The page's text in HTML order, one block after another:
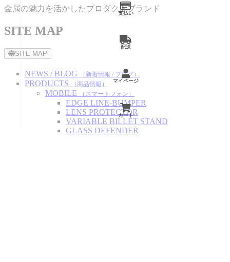
支払い
配送
マイページ
カート
金属の魅力を活かしたプロダクトブランド
SITE MAP
SITE MAP
NEWS / BLOG （新着情報 / ブログ）
PRODUCTS （商品情報）
MOBILE （スマートフォン）
EDGE LINE-BUMPER
LENS PROTECTOR
VARIABLE BILLET STAND
GLASS DEFENDER